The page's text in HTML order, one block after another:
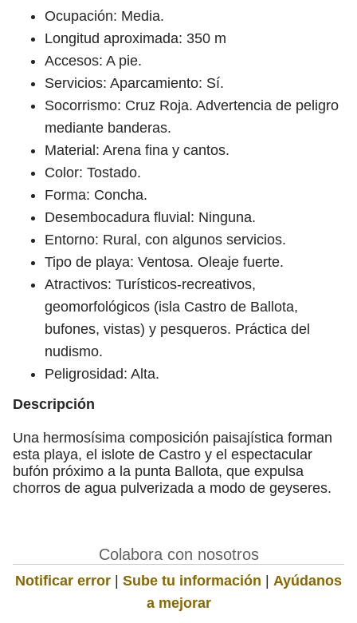
Ocupación: Media.
Longitud aproximada: 350 m
Accesos: A pie.
Servicios: Aparcamiento: Sí.
Socorrismo: Cruz Roja. Advertencia de peligro
mediante banderas.
Material: Arena fina y cantos.
Color: Tostado.
Forma: Concha.
Desembocadura fluvial: Ninguna.
Entorno: Rural, con algunos servicios.
Tipo de playa: Ventosa. Oleaje fuerte.
Atractivos: Turísticos-recreativos,
geomorfológicos (isla Castro de Ballota,
bufones, vistas) y pesqueros. Práctica del
nudismo.
Peligrosidad: Alta.
Descripción
Una hermosísima composición paisajística forman
esta playa, el islote de Castro y el espectacular
bufón próximo a la punta Ballota, que expulsa
chorros de agua pulverizada a modo de geyseres.
Colabora con nosotros
Notificar error | Sube tu información | Ayúdanos
a mejorar